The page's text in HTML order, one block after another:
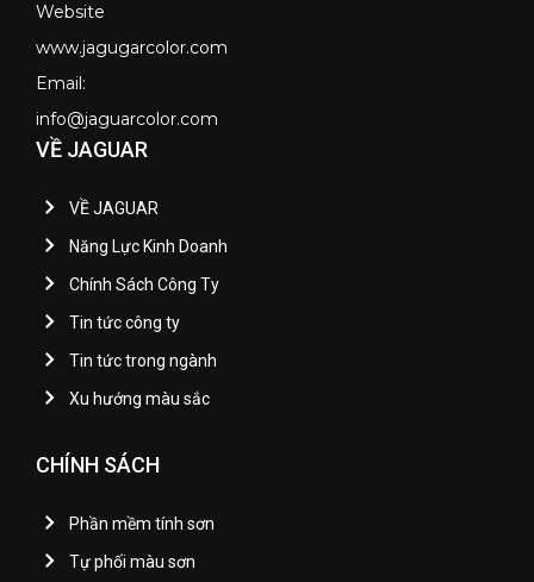
Website
www.jagugarcolor.com
Email:
info@jaguarcolor.com
VỀ JAGUAR
VỀ JAGUAR
Năng Lực Kinh Doanh
Chính Sách Công Ty
Tin tức công ty
Tin tức trong ngành
Xu hướng màu sắc
CHÍNH SÁCH
Phần mềm tính sơn
Tự phối màu sơn